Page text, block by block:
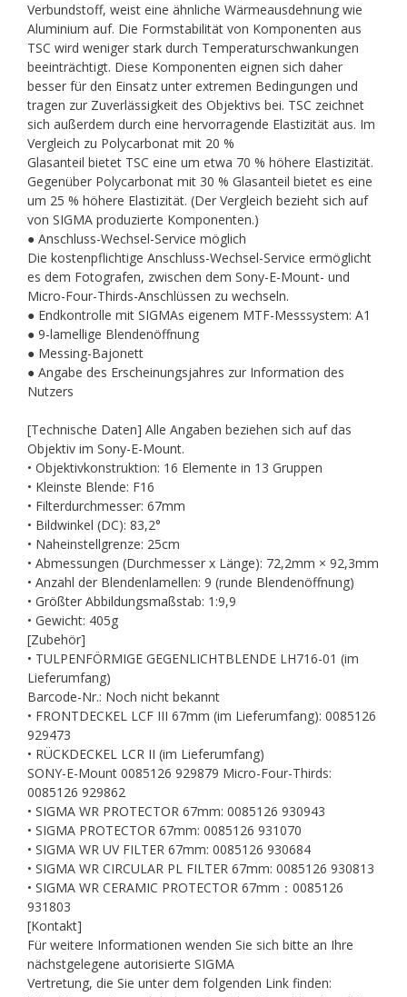
Verbundstoff, weist eine ähnliche Wärmeausdehnung wie
Aluminium auf. Die Formstabilität von Komponenten aus
TSC wird weniger stark durch Temperaturschwankungen
beeinträchtigt. Diese Komponenten eignen sich daher
besser für den Einsatz unter extremen Bedingungen und
tragen zur Zuverlässigkeit des Objektivs bei. TSC zeichnet
sich außerdem durch eine hervorragende Elastizität aus. Im
Vergleich zu Polycarbonat mit 20 %
Glasanteil bietet TSC eine um etwa 70 % höhere Elastizität.
Gegenüber Polycarbonat mit 30 % Glasanteil bietet es eine
um 25 % höhere Elastizität. (Der Vergleich bezieht sich auf
von SIGMA produzierte Komponenten.)
● Anschluss-Wechsel-Service möglich
Die kostenpflichtige Anschluss-Wechsel-Service ermöglicht
es dem Fotografen, zwischen dem Sony-E-Mount- und
Micro-Four-Thirds-Anschlüssen zu wechseln.
● Endkontrolle mit SIGMAs eigenem MTF-Messsystem: A1
● 9-lamellige Blendenöffnung
● Messing-Bajonett
● Angabe des Erscheinungsjahres zur Information des
Nutzers
[Technische Daten] Alle Angaben beziehen sich auf das
Objektiv im Sony-E-Mount.
• Objektivkonstruktion: 16 Elemente in 13 Gruppen
• Kleinste Blende: F16
• Filterdurchmesser: 67mm
• Bildwinkel (DC): 83,2°
• Naheinstellgrenze: 25cm
• Abmessungen (Durchmesser x Länge): 72,2mm × 92,3mm
• Anzahl der Blendenlamellen: 9 (runde Blendenöffnung)
• Größter Abbildungsmaßstab: 1:9,9
• Gewicht: 405g
[Zubehör]
• TULPENFÖRMIGE GEGENLICHTBLENDE LH716-01 (im
Lieferumfang)
Barcode-Nr.: Noch nicht bekannt
• FRONTDECKEL LCF III 67mm (im Lieferumfang): 0085126
929473
• RÜCKDECKEL LCR II (im Lieferumfang)
SONY-E-Mount 0085126 929879 Micro-Four-Thirds:
0085126 929862
• SIGMA WR PROTECTOR 67mm: 0085126 930943
• SIGMA PROTECTOR 67mm: 0085126 931070
• SIGMA WR UV FILTER 67mm: 0085126 930684
• SIGMA WR CIRCULAR PL FILTER 67mm: 0085126 930813
• SIGMA WR CERAMIC PROTECTOR 67mm：0085126
931803
[Kontakt]
Für weitere Informationen wenden Sie sich bitte an Ihre
nächstgelegene autorisierte SIGMA
Vertretung, die Sie unter dem folgenden Link finden: